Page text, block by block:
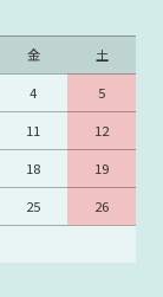
金
土
4
5
11
12
18
19
25
26